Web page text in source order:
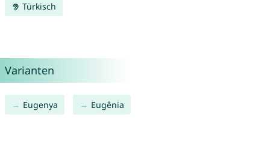
Türkisch
Varianten
Eugenya Eugênia